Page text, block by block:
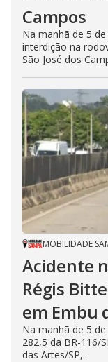
Campos
Na manhã de 5
interdição na
São José dos
MOBILIDADE
Acidente
Régis
em Embu
Na manhã de 5
282,5 da BR-116/
das Artes/SP,...